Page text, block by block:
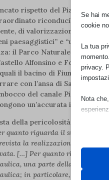
rispetto del Piano
riconducibile alla
di valorizzazione), esso
paesaggistici” e “ulteriori
il Parco Naturale Regionale
Alfonsino e Forte a
il bacino di Fiume
con l’ansa di
del canale Pigonati e
un’accurata indagine
della pericolosità
quanto riguarda il suolo e
la realizzazione della
[…] Per quanto riguarda
una parte della falcata,
in particolare, l’alta
Se hai
cookie
La tua
privacy.
Nota